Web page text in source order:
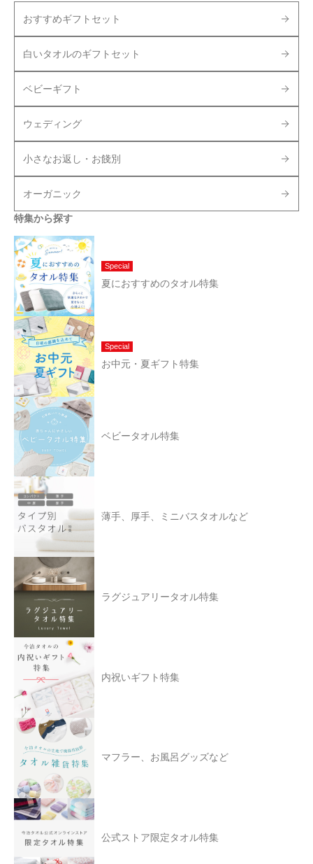
おすすめギフトセット
白いタオルのギフトセット
ベビーギフト
ウェディング
小さなお返し・お餞別
オーガニック
特集から探す
Special
夏におすすめのタオル特集
Special
お中元・夏ギフト特集
ベビータオル特集
薄手、厚手、ミニバスタオルなど
ラグジュアリータオル特集
内祝いギフト特集
マフラー、お風呂グッズなど
公式ストア限定タオル特集